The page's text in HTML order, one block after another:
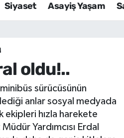
Siyaset Asayiş Yaşam
oldu!..
sürücüsünün
anlar sosyal medyada
hızla harekete
Yardımcısı Erdal